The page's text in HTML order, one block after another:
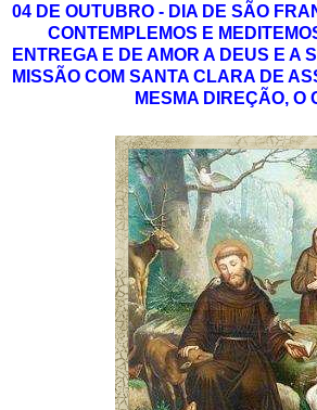
04 DE OUTUBRO - DIA DE SÃO
CONTEMPLEMOS E
ENTREGA E DE AMOR A DEUS E A
MISSÃO COM SANTA CLARA DE
MESMA DIREÇÃO, O